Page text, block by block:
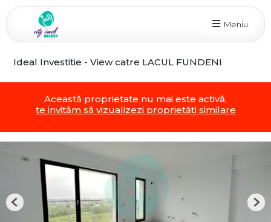
Meniu
Ideal Investitie - View catre LACUL FUNDENI
Această proprietate nu mai este activă,
te invităm să vizualizezi proprietăți similare
Previous